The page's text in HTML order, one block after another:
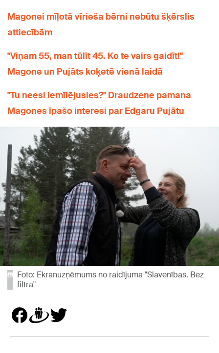
Magonei mīļotā vīrieša bērni nebūtu šķērslis
attiecībām
"Viņam 55, man tūlīt 45. Ko te vairs gaidīt!"
Magone un Pujāts koķetē vienā laidā
"Tu neesi iemīlējusies?" Draudzene pamana
Magones īpašo interesi par Edgaru Pujātu
Foto: Ekranuzņēmums no raidījuma "Slavenības. Bez
filtra"